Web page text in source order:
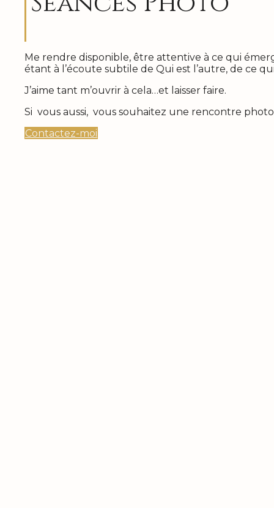
Me rendre disponible, être attentive à ce qui
étant à l’écoute subtile de Qui est l’autre, de ce
J’aime tant m’ouvrir à cela…et laisser faire.
Si vous aussi, vous souhaitez une rencontre
Contactez-moi